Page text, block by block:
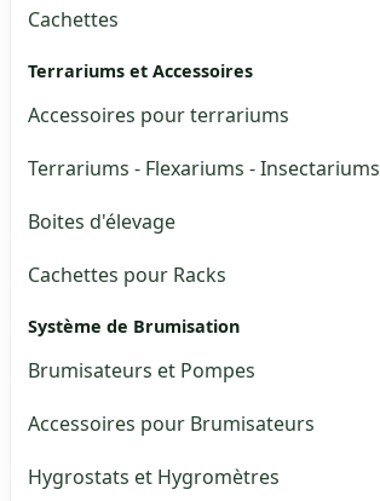
Cachettes
Terrariums et Accessoires
Accessoires pour terrariums
Terrariums - Flexariums - Insectariums
Boites d'élevage
Cachettes pour Racks
Système de Brumisation
Brumisateurs et Pompes
Accessoires pour Brumisateurs
Hygrostats et Hygromètres